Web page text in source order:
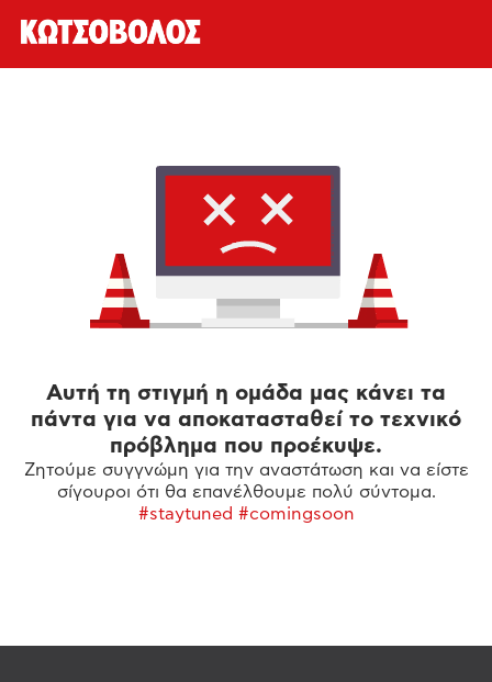
Αυτή τη στιγμή η ομάδα μας κάνει τα
πάντα για να αποκατασταθεί το τεχνικό
πρόβλημα που προέκυψε.
Ζητούμε συγγνώμη για την αναστάτωση και να είστε
σίγουροι ότι θα επανέλθουμε πολύ σύντομα.
#staytuned #comingsoon